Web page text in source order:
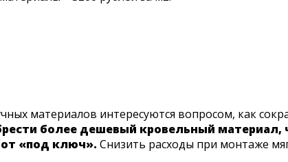
материалов интересуются вопросом, как
более дешевый кровельный материал,
«под ключ». Снизить расходы при монтаже